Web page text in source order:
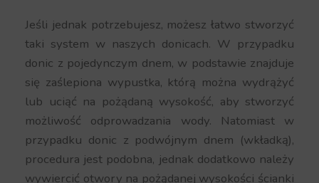
Jeśli jednak potrzebujesz, możesz łatwo stworzyć
taki system w naszych donicach. W przypadku
donic z pojedynczym dnem, w podstawie znajduje
się zaślepiona wypustka, którą można wydrążyć
lub uciąć na pożądaną wysokość, aby stworzyć
możliwość odprowadzania wody. Natomiast w
przypadku donic z podwójnym dnem (wkładką),
procedura jest podobna, jednak dodatkowo należy
wywiercić otwory na pożądanej wysokości ścianki